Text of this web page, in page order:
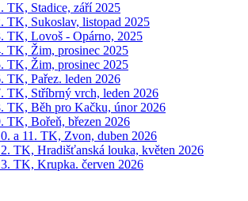
TK, Stadice, září 2025
TK, Sukoslav, listopad 2025
TK, Lovoš - Opárno, 2025
TK, Žim, prosinec 2025
TK, Žim, prosinec 2025
TK, Pařez. leden 2026
TK, Stříbrný vrch, leden 2026
TK, Běh pro Kačku, únor 2026
TK, Bořeň, březen 2026
a 11. TK, Zvon, duben 2026
TK, Hradišťanská louka, květen 2026
TK, Krupka. červen 2026